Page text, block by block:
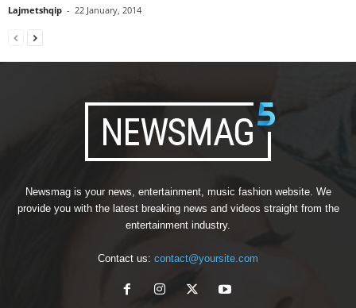
Lajmetshqip - 22 January, 2014
Newsmag is your news, entertainment, music fashion website. We
provide you with the latest breaking news and videos straight from the
entertainment industry.
Contact us: contact@yoursite.com